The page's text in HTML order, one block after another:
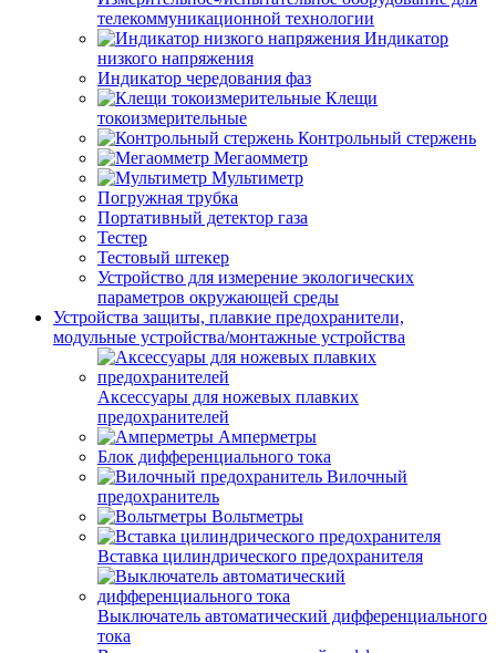
телекоммуникационной технологии
Индикатор
низкого напряжения
Индикатор чередования фаз
Клещи
токоизмерительные
Контрольный стержень
Мегаомметр
Мультиметр
Погружная трубка
Портативный детектор газа
Тестер
Тестовый штекер
Устройство для измерение экологических
параметров окружающей среды
Устройства защиты, плавкие предохранители,
модульные устройства/монтажные устройства
Аксессуары для ножевых плавких
предохранителей
Амперметры
Блок дифференциального тока
Вилочный
предохранитель
Вольтметры
Вставка цилиндрического предохранителя
Выключатель автоматический дифференциального
тока